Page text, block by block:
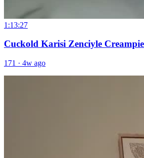
1:13:27
Cuckold Karisi Zenciyle
171 · 4w ago